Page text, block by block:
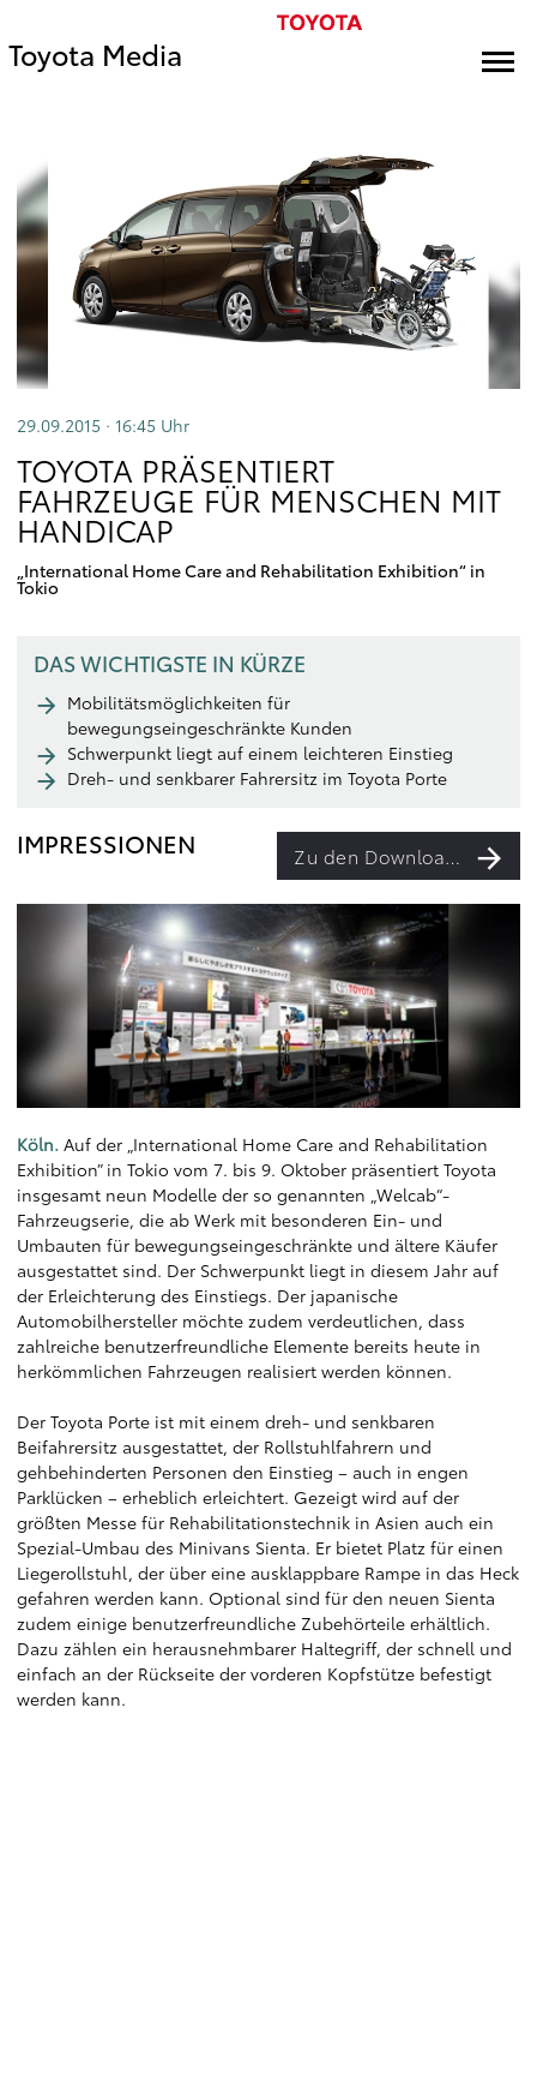
Toyota Media
29.09.2015 · 16:45 Uhr
TOYOTA PRÄSENTIERT
FAHRZEUGE FÜR MENSCHEN MIT
HANDICAP
„International Home Care and Rehabilitation Exhibition“ in
Tokio
DAS WICHTIGSTE IN KÜRZE
Mobilitätsmöglichkeiten für
bewegungseingeschränkte Kunden
Schwerpunkt liegt auf einem leichteren Einstieg
Dreh- und senkbarer Fahrersitz im Toyota Porte
IMPRESSIONEN Zu den Downloads
Köln. Auf der „International Home Care and Rehabilitation
Exhibition” in Tokio vom 7. bis 9. Oktober präsentiert Toyota
insgesamt neun Modelle der so genannten „Welcab“-
Fahrzeugserie, die ab Werk mit besonderen Ein- und
Umbauten für bewegungseingeschränkte und ältere Käufer
ausgestattet sind. Der Schwerpunkt liegt in diesem Jahr auf
der Erleichterung des Einstiegs. Der japanische
Automobilhersteller möchte zudem verdeutlichen, dass
zahlreiche benutzerfreundliche Elemente bereits heute in
herkömmlichen Fahrzeugen realisiert werden können.
Der Toyota Porte ist mit einem dreh- und senkbaren
Beifahrersitz ausgestattet, der Rollstuhlfahrern und
gehbehinderten Personen den Einstieg – auch in engen
Parklücken – erheblich erleichtert. Gezeigt wird auf der
größten Messe für Rehabilitationstechnik in Asien auch ein
Spezial-Umbau des Minivans Sienta. Er bietet Platz für einen
Liegerollstuhl, der über eine ausklappbare Rampe in das Heck
gefahren werden kann. Optional sind für den neuen Sienta
zudem einige benutzerfreundliche Zubehörteile erhältlich.
Dazu zählen ein herausnehmbarer Haltegriff, der schnell und
einfach an der Rückseite der vorderen Kopfstütze befestigt
werden kann.